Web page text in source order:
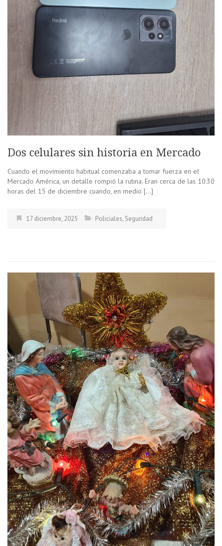
Dos celulares sin historia en Mercado
Cuando el movimiento habitual comenzaba a tomar fuerza en el
Mercado América, un detalle rompió la rutina. Eran cerca de las 10:30
horas del 15 de diciembre cuando, en medio […]
17 diciembre, 2025 Policiales, Seguridad